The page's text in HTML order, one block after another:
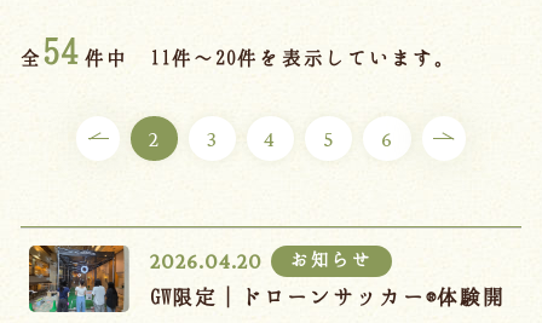
全54 件中 11件～20件を表示しています。
2 3 4 5 6
2026.04.20 お知らせ
GW限定｜ドローンサッカー®体験開
ご宿泊プラン
お部屋からプランを選ぶ
空室カレンダーから選ぶ